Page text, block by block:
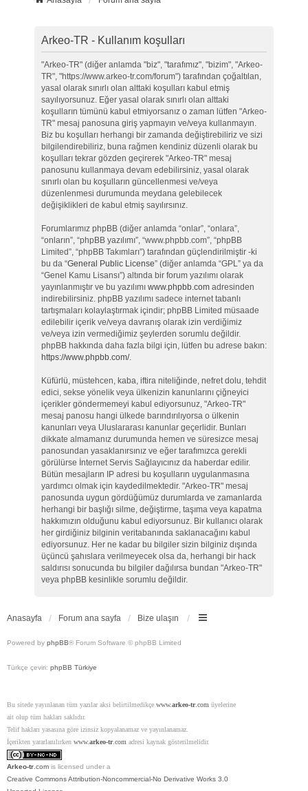
Arkeo-TR - Kullanım koşulları
"Arkeo-TR" (diğer anlamda "biz", "tarafımız", "bizim", "Arkeo-
TR", "https://www.arkeo-tr.com/forum") tarafından çoğaltılan,
yasal olarak sınırlı olan alttaki koşulları kabul etmiş
sayılıyorsunuz. Eğer yasal olarak sınırlı olan alttaki
koşulların tümünü kabul etmiyorsanız o zaman lütfen "Arkeo-
TR" mesaj panosuna giriş yapmayın ve/veya kullanmayın.
Biz bu koşulları herhangi bir zamanda değiştirebiliriz ve sizi
bilgilendirebiliriz, buna rağmen kendiniz düzenli olarak bu
koşulları tekrar gözden geçirerek "Arkeo-TR" mesaj
panosunu kullanmaya devam edebilirsiniz, yasal olarak
sınırlı olan bu koşulların güncellenmesi ve/veya
düzenlenmesi durumunda meydana gelebilecek
değişiklikleri de kabul etmiş sayılırsınız.
Forumlarımız phpBB (diğer anlamda “onlar”, “onlara”,
“onların”, “phpBB yazılımı”, “www.phpbb.com”, “phpBB
Limited”, “phpBB Takımları”) tarafından güçlendirilmiştir -ki
bu da “General Public License” (diğer anlamda “GPL” ya da
“Genel Kamu Lisansı”) altında bir forum yazılımı olarak
yayınlanmıştır ve bu yazılımı www.phpbb.comadresinden
indirebilirsiniz. phpBB yazılımı sadece internet tabanlı
tartışmaları kolaylaştırmak içindir; phpBB Limited müsaade
edilebilir içerik ve/veya davranış olarak izin verdiğimiz
ve/veya izin vermediğimiz şeylerden sorumlu değildir.
phpBB hakkında daha fazla bilgi için, lütfen bu adrese bakın:
https://www.phpbb.com/.
Küfürlü, müstehcen, kaba, iftira niteliğinde, nefret dolu, tehdit
edici, sekse yönelik veya ülkenizin kanunlarını çiğneyici
içerikler göndermemeyi kabul ediyorsunuz, "Arkeo-TR"
mesaj panosu hangi ülkede barındırılıyorsa o ülkenin
kanunları veya Uluslararası kanunlar geçerlidir. Bunları
dikkate almamanız durumunda hemen ve süresizce mesaj
panosundan yasaklanırsınız ve eğer tarafımızca gerekli
görülürse İnternet Servis Sağlayıcınız da haberdar edilir.
Bütün mesajların IP adresi bu koşulların uygulanmasına
yardımcı olmak için kaydedilmektedir. "Arkeo-TR" mesaj
panosunda uygun gördüğümüz durumlarda ve zamanlarda
herhangi bir başlığı silme, değiştirme, taşıma veya kapatma
hakkımızın olduğunu kabul ediyorsunuz. Bir kullanıcı olarak
her girdiğiniz bilginin veritabanında saklanacağını kabul
ediyorsunuz. Her ne kadar bu bilgiler sizin bilginiz dışında
üçüncü şahıslara verilmeyecek olsa da, herhangi bir hack
saldırısı sonucunda bu bilgiler dağılırsa bundan "Arkeo-TR"
veya phpBB kesinlikle sorumlu değildir.
Anasayfa Forum ana sayfa Bize ulaşın
Powered by phpBB® Forum Software © phpBB Limited
Türkçe çeviri: phpBB Türkiye
Bu sitede yayınlanan tüm yazılar aksi belirtilmedikçe www.arkeo-tr.com üyelerine
ait olup tüm hakları saklıdır.
Telif hakları yasasına göre izinsiz kopyalanamaz ve yayınlanamaz.
İçerikten yararlanılırken www.arkeo-tr.com adresi kaynak gösterilmelidir.
Arkeo-tr .com is licensed under a
Creative Commons Attribution-Noncommercial-No Derivative Works 3.0